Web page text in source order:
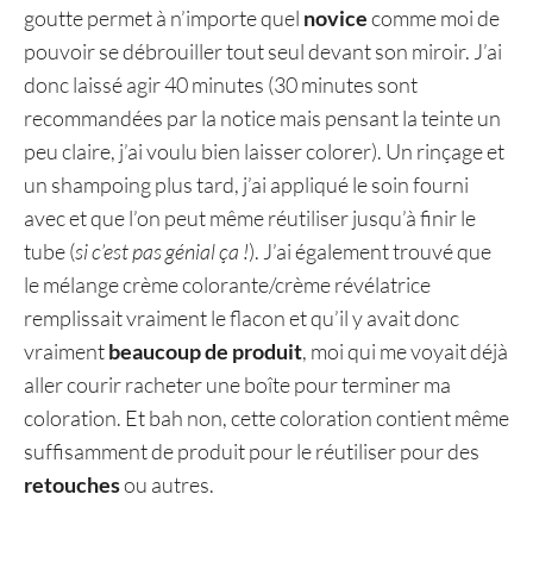
goutte permet à n’importe quel novicecomme moi de
pouvoir se débrouiller tout seul devant son miroir. J’ai
donc laissé agir 40 minutes (30 minutes sont
recommandées par la notice mais pensant la teinte un
peu claire, j’ai voulu bien laisser colorer). Un rinçage et
un shampoing plus tard, j’ai appliqué le soin fourni
avec et que l’on peut même réutiliser jusqu’à finir le
tube (si c’est pas génial ça !). J’ai également trouvé que
le mélange crème colorante/crème révélatrice
remplissait vraiment le flacon et qu’il y avait donc
vraimentbeaucoup de produit, moi qui me voyait déjà
aller courir racheter une boîte pour terminer ma
coloration. Et bah non, cette coloration contient même
suffisamment de produit pour le réutiliser pour des
retouchesou autres.